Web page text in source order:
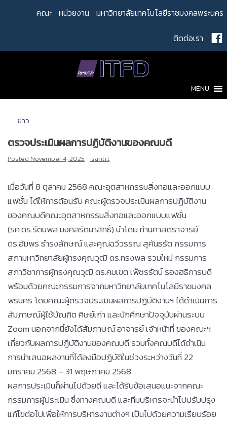
คณะ หน่วยงาน มหาวิทยาลัยเทคโนโลยีราชมงคลพระนคร
ติดต่อเรา
MENU
ข่าว
ตรวจประเมินผลการปฏิบัติงานของคณบดี
Posted November 4, 2025 santi.t
เมื่อวันที่ 8 ตุลาคม 2568 คณะอุตสาหกรรมสิ่งทอและออกแบบ
แฟชั่น ได้ให้การต้อนรับ คณะผู้ตรวจประเมินผลการปฏิบัติงาน
ของคณบดีคณะอุตสาหกรรมสิ่งทอและออกแบบแฟชั่น
(รศ.ดร.รัตนพล มงคลรัตนาสิทธิ์) นำโดย ท่านศาสตราจารย์
ดร.อัมพร ธำรงลักษณ์ และคุณฉวีวรรณ สุคันธรัต กรรมการ
สภามหาวิทยาลัยผู้ทรงคุณวุฒิ ดร.ทรงพล รวมใหม่ กรรมการ
สภาวิชาการผู้ทรงคุณวุฒิ ดร.คมเขต เพ็ชรรัตน์ รองฮธิการบดี
พร้อมด้วยคณะกรรมการจากมหาวิทยาลัยเทคโนโลยีราชมงคล
พรนคร โดยคณะผู้ตรวจประเมินผลการปฏิบัติงานฯ ได้ดำเนินการ
สัมภาษณ์ผู้ใช้บัณฑิต ศิษย์เก่า และนักศึกษาปัจจุบันผ่านระบบ
Zoom นอกจากนี้ยังได้สัมภาษณ์ อาจารย์ เจ้าหน้าที่ ของคณะฯ
เกี่ยวกับผลการปฏิบัติงานของคณบดี รวมทั้งคณบดีได้ดำเนิน
การนำเสนอผลงานที่ได้ลงมือปฏิบัติในช่วงระหว่างวันที่ 22
มกราคม 2568 – 31 พฤษภาคม 2568
ผลการประเมินก็ผ่านไปด้วยดี และได้รับข้อเสนอแนะจากคณะ
กรรมการผู้ประเมิน ซึ่งทางคณบดี และทีมบริหารจะนำไปปรับปรุง
แก้ไขต่อไปเพื่อให้การบริหารงานต่างๆ เป็นไปด้วยความเรียบร้อย